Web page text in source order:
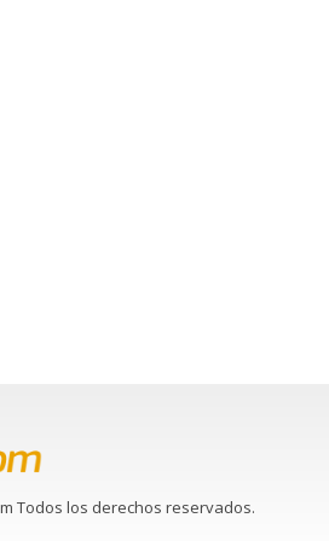
Todos los derechos reservados.